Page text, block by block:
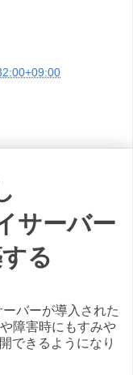
サーバー
る
バーが導入された
障害時にもすみや
できるようになり